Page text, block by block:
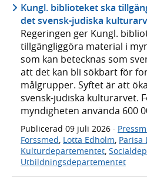
Kungl. biblioteket ska
det svensk-judiska
Regeringen ger Kungl.
tillgängliggöra material i
som kan betecknas som
att det kan bli sökbart för
målgrupper. Syftet är att
svensk-judiska kulturarvet.
myndigheten använda 600
Publicerad 09 juli 2026 ·
Forssmed Lotta Edholm Parisa
Kulturdepartementet
Utbildningsdepartementet